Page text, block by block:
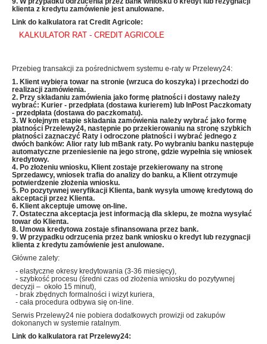
klienta z kredytu zamówienie jest anulowane.
Link do kalkulatora rat Credit Agricole:
KALKULATOR RAT - CREDIT AGRICOLE
Przebieg transakcji za pośrednictwem systemu e-raty w Przelewy24:
1. Klient wybiera towar na stronie (wrzuca do koszyka) i przechodzi do
realizacji zamówienia.
2. Przy składaniu zamówienia jako formę płatności i dostawy należy
wybrać: Kurier - przedpłata (dostawa kurierem) lub InPost Paczkomaty
- przedpłata (dostawa do paczkomatu).
3. W kolejnym etapie składania zamówienia należy wybrać jako formę
płatności Przelewy24, następnie po przekierowaniu na stronę szybkich
płatności zaznaczyć Raty i odroczone płatności i wybrać jednego z
dwóch banków: Alior raty lub mBank raty. Po wybraniu banku następuje
automatyczne przeniesienie na jego stronę, gdzie wypełnia się wniosek
kredytowy.
4. Po złożeniu wniosku, Klient zostaje przekierowany na stronę
Sprzedawcy, wniosek trafia do analizy do banku, a Klient otrzymuje
potwierdzenie złożenia wniosku.
5. Po pozytywnej weryfikacji Klienta, bank wysyła umowę kredytową do
akceptacji przez Klienta.
6. Klient akceptuje umowę on-line.
7. Ostateczna akceptacja jest informacją dla sklepu, że można wysyłać
towar do Klienta.
8. Umowa kredytowa zostaje sfinansowana przez bank.
9. W przypadku odrzucenia przez bank wniosku o kredyt lub rezygnacji
klienta z kredytu zamówienie jest anulowane.
Główne zalety:
- elastyczne okresy kredytowania (3-36 miesięcy),
- szybkość procesu (średni czas od złożenia wniosku do pozytywnej
decyzji – około 15 minut),
- brak zbędnych formalności i wizyt kuriera,
- cała procedura odbywa się on-line.
Serwis Przelewy24 nie pobiera dodatkowych prowizji od zakupów
dokonanych w systemie ratalnym.
Link do kalkulatora rat Przelewy24: